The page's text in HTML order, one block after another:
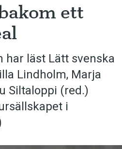
ett
har läst Lätt svenska
Lindholm, Marja
Siltaloppi (red.)
i